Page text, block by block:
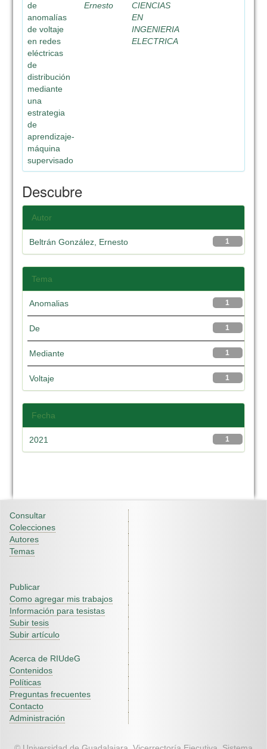
de
anomalías
de voltaje
en redes
eléctricas
de
distribución
mediante
una
estrategia
de
aprendizaje-
máquina
supervisado
Ernesto
CIENCIAS
EN
INGENIERIA
ELECTRICA
Descubre
Autor
1
Beltrán González, Ernesto
Tema
1
Anomalias
1
De
1
Mediante
1
Voltaje
Fecha
1
2021
Consultar
Colecciones
Autores
Temas
Publicar
Como agregar mis trabajos
Información para tesistas
Subir tesis
Subir artículo
Acerca de RIUdeG
Contenidos
Políticas
Preguntas frecuentes
Contacto
Administración